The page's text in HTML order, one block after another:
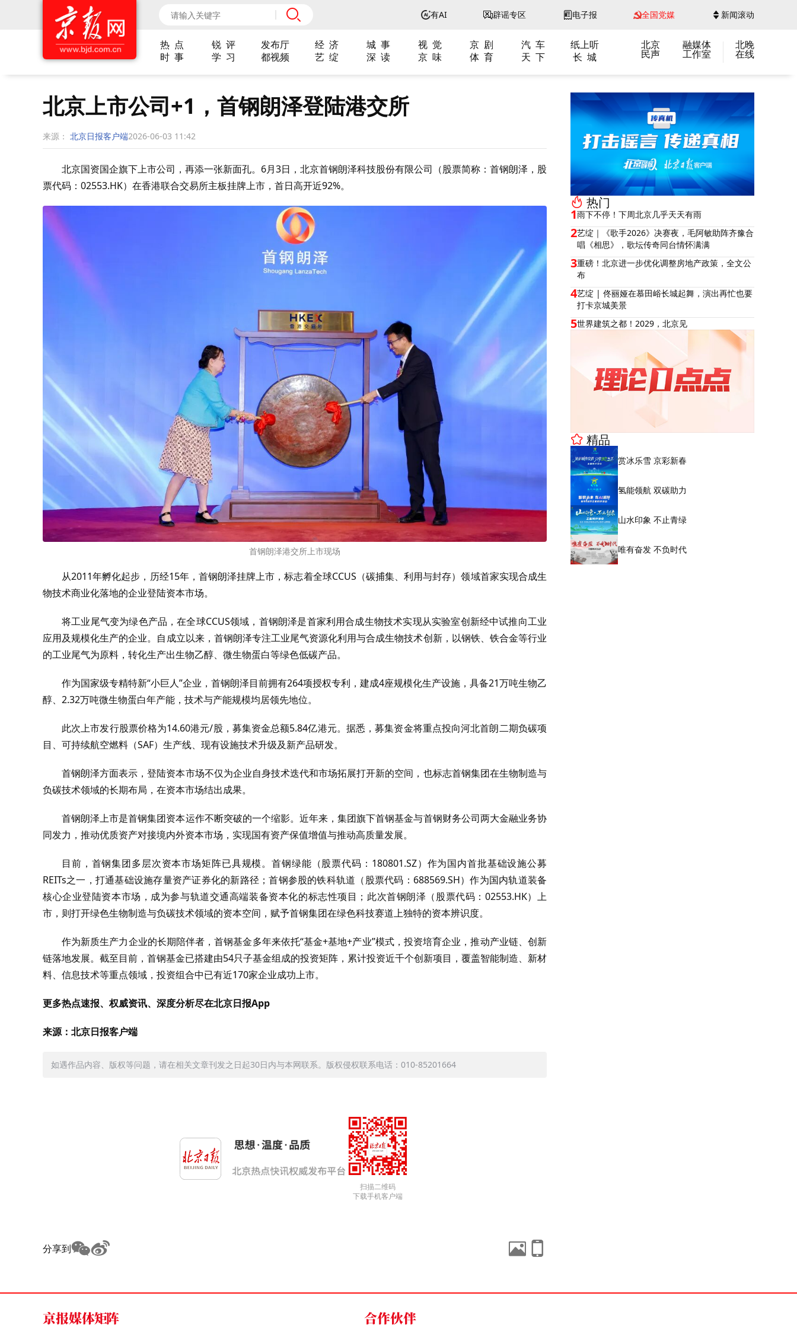
有AI 辟谣专区 电子报 全国党媒 新闻滚动
热 点 锐 评 发布厅 经 济 城 事 视 觉 京 剧 汽 车
纸上听
时 事
学 习 都视频 艺 绽 深 读 京 味 体 育 天 下 长 城
北京
民声
融媒体
工作室
北晚
在线
北京上市公司+1，首钢朗泽登陆港交所
来源： 北京日报客户端2026-06-03 11:42
北京国资国企旗下上市公司，再添一张新面孔。6月3日，北京首钢朗泽科技股份有限公司（股票简称：首钢朗泽，股
票代码：02553.HK）在香港联合交易所主板挂牌上市，首日高开近92%。
首钢朗泽港交所上市现场
从2011年孵化起步，历经15年，首钢朗泽挂牌上市，标志着全球CCUS（碳捕集、利用与封存）领域首家实现合成生
物技术商业化落地的企业登陆资本市场。
将工业尾气变为绿色产品，在全球CCUS领域，首钢朗泽是首家利用合成生物技术实现从实验室创新经中试推向工业
应用及规模化生产的企业。自成立以来，首钢朗泽专注工业尾气资源化利用与合成生物技术创新，以钢铁、铁合金等行业
的工业尾气为原料，转化生产出生物乙醇、微生物蛋白等绿色低碳产品。
作为国家级专精特新“小巨人”企业，首钢朗泽目前拥有264项授权专利，建成4座规模化生产设施，具备21万吨生物乙
醇、2.32万吨微生物蛋白年产能，技术与产能规模均居领先地位。
此次上市发行股票价格为14.60港元/股，募集资金总额5.84亿港元。据悉，募集资金将重点投向河北首朗二期负碳项
目、可持续航空燃料（SAF）生产线、现有设施技术升级及新产品研发。
首钢朗泽方面表示，登陆资本市场不仅为企业自身技术迭代和市场拓展打开新的空间，也标志首钢集团在生物制造与
负碳技术领域的长期布局，在资本市场结出成果。
首钢朗泽上市是首钢集团资本运作不断突破的一个缩影。近年来，集团旗下首钢基金与首钢财务公司两大金融业务协
同发力，推动优质资产对接境内外资本市场，实现国有资产保值增值与推动高质量发展。
目前，首钢集团多层次资本市场矩阵已具规模。首钢绿能（股票代码：180801.SZ）作为国内首批基础设施公募
REITs之一，打通基础设施存量资产证券化的新路径；首钢参股的铁科轨道（股票代码：688569.SH）作为国内轨道装备
核心企业登陆资本市场，成为参与轨道交通高端装备资本化的标志性项目；此次首钢朗泽（股票代码：02553.HK）上
市，则打开绿色生物制造与负碳技术领域的资本空间，赋予首钢集团在绿色科技赛道上独特的资本辨识度。
作为新质生产力企业的长期陪伴者，首钢基金多年来依托“基金+基地+产业”模式，投资培育企业，推动产业链、创新
链落地发展。截至目前，首钢基金已搭建由54只子基金组成的投资矩阵，累计投资近千个创新项目，覆盖智能制造、新材
料、信息技术等重点领域，投资组合中已有近170家企业成功上市。
更多热点速报、权威资讯、深度分析尽在北京日报App
来源：北京日报客户端
如遇作品内容、版权等问题，请在相关文章刊发之日起30日内与本网联系。版权侵权联系电话：010-85201664
扫描二维码
下载手机客户端
分享到
热门
1雨下不停！下周北京几乎天天有雨
2艺绽｜《歌手2026》决赛夜，毛阿敏助阵齐豫合
唱《相思》，歌坛传奇同台情怀满满
3重磅！北京进一步优化调整房地产政策，全文公
布
4艺绽 | 佟丽娅在慕田峪长城起舞，演出再忙也要
打卡京城美景
5世界建筑之都！2029，北京见
精品
赏冰乐雪 京彩新春
氢能领航 双碳助力
山水印象 不止青绿
唯有奋发 不负时代
京报媒体矩阵 合作伙伴